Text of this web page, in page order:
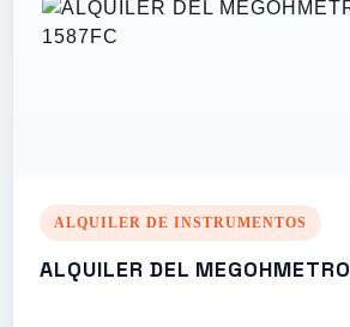
ALQUILER DE INSTRUMENTOS
ALQUILER DEL